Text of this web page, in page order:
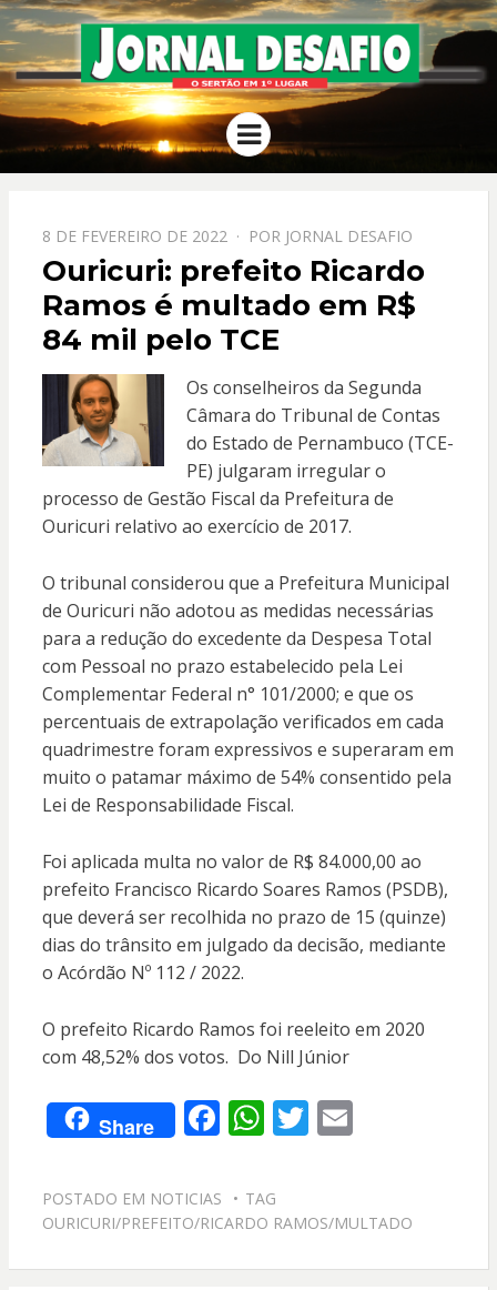
JORNAL
DESAFIO
O Sertão em 1º Lugar
Menu
PPOSTADO
EM
8 DE FEVEREIRO DE 2022 POR JORNAL DESAFIO
Ouricuri: prefeito Ricardo
Ramos é multado em R$
84 mil pelo TCE
Os conselheiros da Segunda
Câmara do Tribunal de Contas
do Estado de Pernambuco (TCE-
PE) julgaram irregular o
processo de Gestão Fiscal da Prefeitura de
Ouricuri relativo ao exercício de 2017.
O tribunal considerou que a Prefeitura Municipal
de Ouricuri não adotou as medidas necessárias
para a redução do excedente da Despesa Total
com Pessoal no prazo estabelecido pela Lei
Complementar Federal n° 101/2000; e que os
percentuais de extrapolação verificados em cada
quadrimestre foram expressivos e superaram em
muito o patamar máximo de 54% consentido pela
Lei de Responsabilidade Fiscal.
Foi aplicada multa no valor de R$ 84.000,00 ao
prefeito Francisco Ricardo Soares Ramos (PSDB),
que deverá ser recolhida no prazo de 15 (quinze)
dias do trânsito em julgado da decisão, mediante
o Acórdão Nº 112 / 2022.
O prefeito Ricardo Ramos foi reeleito em 2020
com 48,52% dos votos. Do Nill Júnior
Share F
e
b
o
W
at
s
A
T
er
E
l
POSTADO EM NOTICIAS
TAG
OURICURI/PREFEITO/RICARDO RAMOS/MULTADO